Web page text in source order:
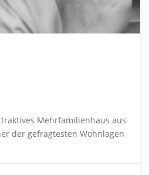
Mehrfamilienhaus aus
der gefragtesten Wohnlagen